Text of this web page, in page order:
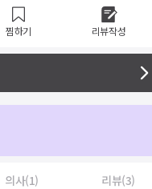
찜하기 리뷰작성
의사(1) 리뷰(3)